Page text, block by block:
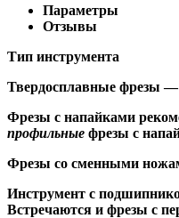
Параметры
Отзывы
Тип инструмента
Твердосплавные фрезы —
Фрезы с напайками
профильные фрезы с
Фрезы со сменными
Инструмент с
Встречаются и фрезы с